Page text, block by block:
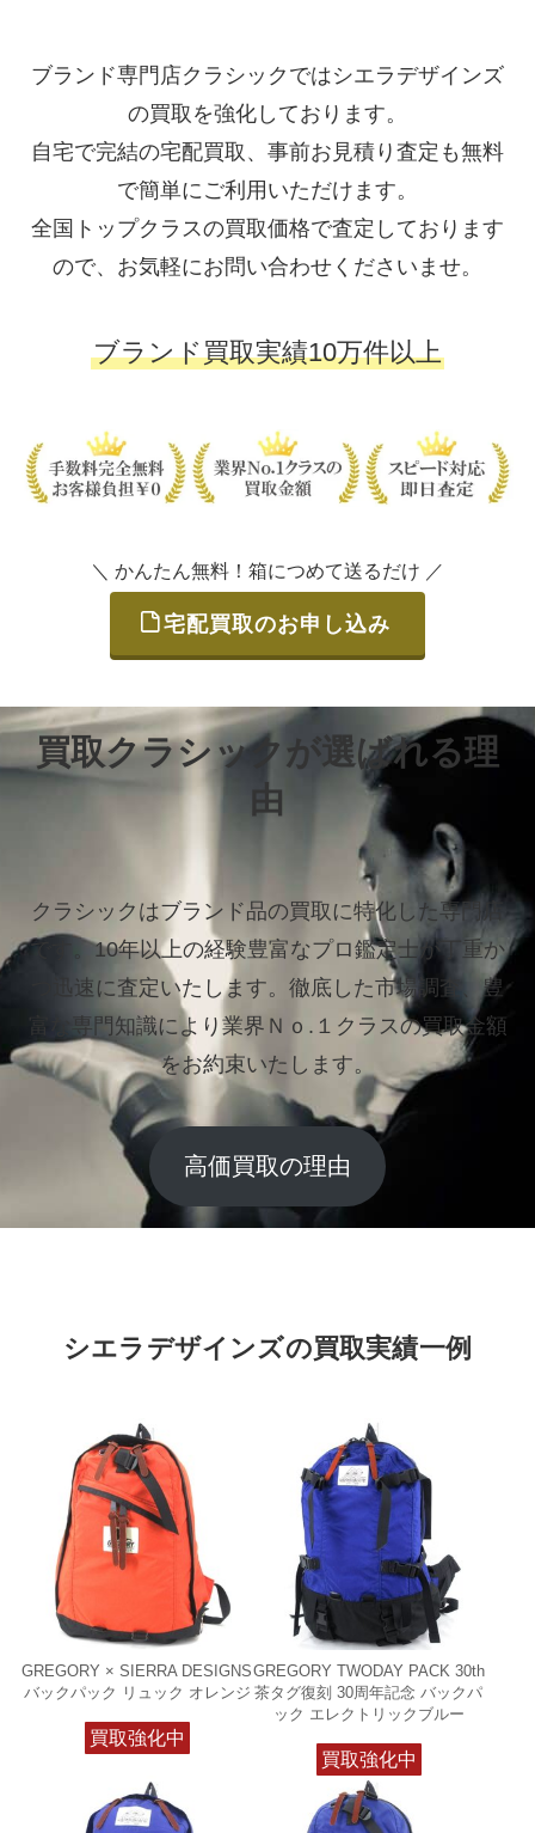
ブランド専門店クラシックではシエラデザインズ
の買取を強化しております。
自宅で完結の宅配買取、事前お見積り査定も無料
で簡単にご利用いただけます。
全国トップクラスの買取価格で査定しております
ので、お気軽にお問い合わせくださいませ。
ブランド買取実績10万件以上
＼ かんたん無料！箱につめて送るだけ ／
宅配買取のお申し込み
買取クラシックが選ばれる理
由
クラシックはブランド品の買取に特化した専門店
です。10年以上の経験豊富なプロ鑑定士が丁重か
つ迅速に査定いたします。 徹底した市場調査、豊
富な専門知識により業界Ｎｏ.１クラスの買取金額
をお約束いたします。
高価買取の理由
シエラデザインズの買取実績一例
GREGORY × SIERRA DESIGNS
バックパック リュック オレンジ
買取強化中
GREGORY TWODAY PACK 30th
茶タグ復刻 30周年記念 バックパ
ック エレクトリックブルー
買取強化中